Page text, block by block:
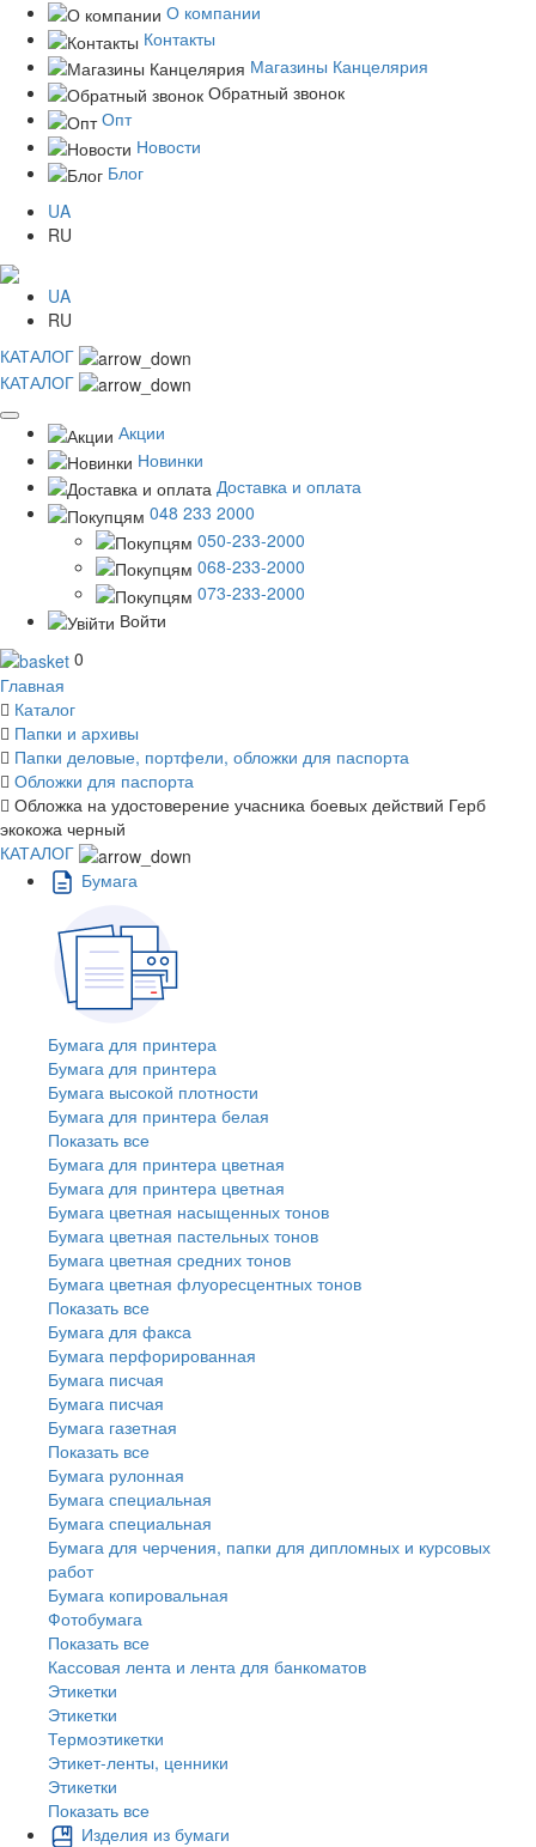
О компании
Контакты
Магазины Канцелярия
Обратный звонок
Опт
Новости
Блог
UA
RU
UA
RU
КАТАЛОГ
КАТАЛОГ
Акции
Новинки
Доставка и оплата
048 233 2000
050-233-2000
068-233-2000
073-233-2000
Войти
0
Главная
Каталог
Папки и архивы
Папки деловые, портфели, обложки для паспорта
Обложки для паспорта
Обложка на удостоверение учасника боевых действий Герб
экокожа черный
КАТАЛОГ
Бумага
Бумага для принтера
Бумага для принтера
Бумага высокой плотности
Бумага для принтера белая
Показать все
Бумага для принтера цветная
Бумага для принтера цветная
Бумага цветная насыщенных тонов
Бумага цветная пастельных тонов
Бумага цветная средних тонов
Бумага цветная флуоресцентных тонов
Показать все
Бумага для факса
Бумага перфорированная
Бумага писчая
Бумага писчая
Бумага газетная
Показать все
Бумага рулонная
Бумага специальная
Бумага специальная
Бумага для черчения, папки для дипломных и курсовых
работ
Бумага копировальная
Фотобумага
Показать все
Кассовая лента и лента для банкоматов
Этикетки
Этикетки
Термоэтикетки
Этикет-ленты, ценники
Этикетки
Показать все
Изделия из бумаги